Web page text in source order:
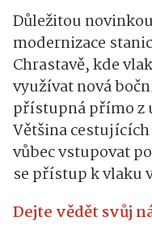
Důležitou
modernizace
Chrastavě, kde
využívat nová
přístupná přímo z
Většina
vůbec vstupovat
se přístup k vlaku
Dejte vědět svůj